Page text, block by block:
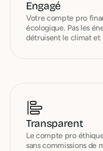
Engagé
Votre compte pro
écologique. Pas les
détruisent le climat et
Transparent
Le compte pro
sans commissions de